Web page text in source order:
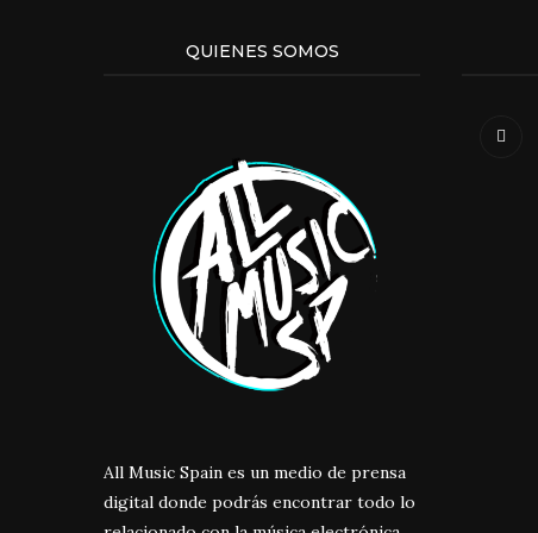
QUIENES SOMOS
All Music Spain es un medio de prensa
digital donde podrás encontrar todo lo